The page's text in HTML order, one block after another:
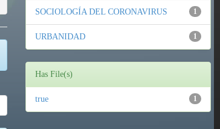
1
SOCIOLOGÍA DEL CORONAVIRUS
1
URBANIDAD
Has File(s)
1
true